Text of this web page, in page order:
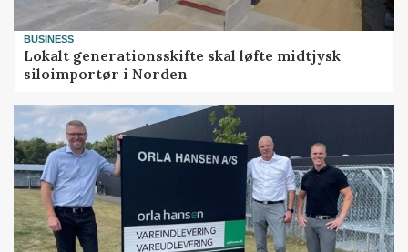
BUSINESS
Lokalt generationsskifte skal løfte midtjysk
siloimportør i Norden